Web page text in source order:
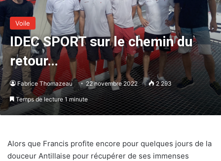
Voile
IDEC SPORT sur le chemin du
retour…
Fabrice Thomazeau 22 novembre 2022 2 293
Temps de lecture 1 minute
Alors que Francis profite encore pour quelques jours de la
douceur Antillaise pour récupérer de ses immenses